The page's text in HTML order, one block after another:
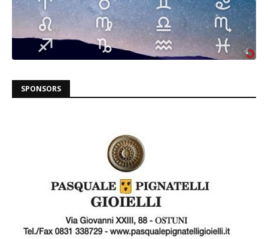
SPONSORS